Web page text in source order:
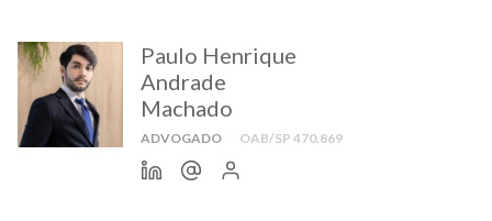
Paulo Henrique
Andrade
Machado
ADVOGADO OAB/SP 470.869